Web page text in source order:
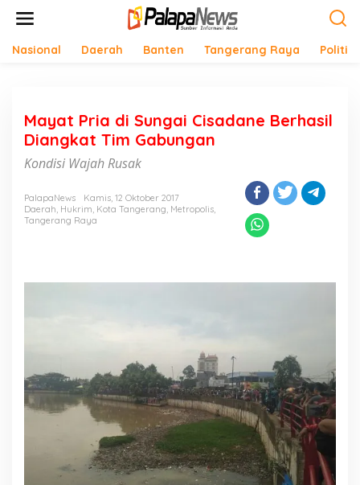
Nasional Daerah Banten Tangerang Raya Politik
Mayat Pria di Sungai Cisadane Berhasil
Diangkat Tim Gabungan
Kondisi Wajah Rusak
PalapaNews
Kamis, 12 Oktober 2017
Daerah, Hukrim, Kota Tangerang, Metropolis,
Tangerang Raya